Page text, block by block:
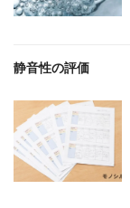
静音性の評価